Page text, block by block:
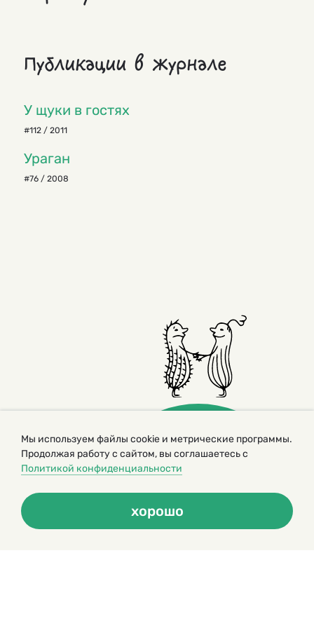
Публикации в журнале
У щуки в гостях
#112 / 2011
Ураган
#76 / 2008
журнал для детей
Копирование материалов возможно только с разрешения редакторов
сайта
Политика конфиденциальности
Мы используем файлы cookie и метрические программы.
Продолжая работу с сайтом, вы соглашаетесь с
Политикой конфиденциальности
хорошо